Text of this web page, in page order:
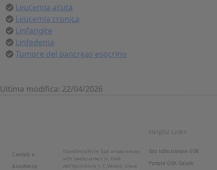
Leucemia acuta
Leucemia cronica
Linfangite
Linfedema
Tumore del pancreas esocrino
Ultima modifica: 22/04/2026
Helpful Links
Contatti e
Assistenza
GlaxoSmithKline SpA unipersonale
with headquarters in Viale
dell'Agricoltura n.7, Verona, share
Sito Istituzionale GSK
Portale GSK-Salute